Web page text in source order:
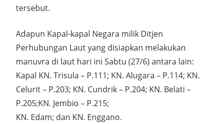
tersebut.
Adapun Kapal-kapal Negara milik Ditjen
Perhubungan Laut yang disiapkan melakukan
manuvra di laut hari ini Sabtu (27/6) antara lain:
Kapal KN. Trisula – P.111; KN. Alugara – P.114; KN.
Celurit – P.203; KN. Cundrik – P.204; KN. Belati –
P.205;KN. Jembio – P.215;
KN. Edam; dan KN. Enggano.